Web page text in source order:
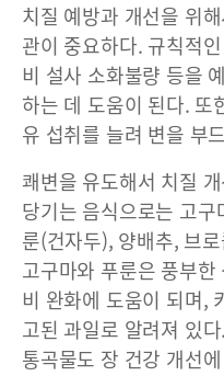
치질 예방과 개선을 위
관이 중요하다. 규칙적
비 설사 소화불량 등을
하는 데 도움이 된다. 또
유 섭취를 늘려 변을 부
쾌변을 유도해서 치질
당기는 음식으로는 고
룬(건자두), 양배추, 브
고구마와 푸룬은 풍부
비 완화에 도움이 되며,
고된 과일로 알려져 있
통곡물도 장 건강 개선